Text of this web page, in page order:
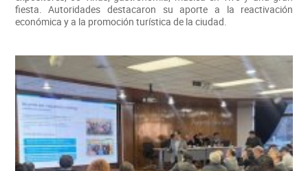
fiesta. Autoridades destacaron su aporte a la reactivación
económica y a la promoción turística de la ciudad.